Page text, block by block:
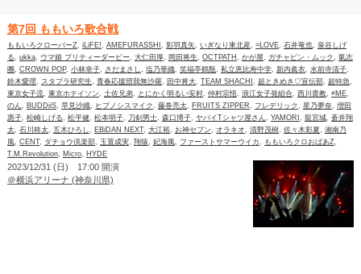
第7回 ももいろ歌合戦
ももいろクローバーZ, iLiFE!, AMEFURASSHI , 彩羽真矢, いぎなり東北産, =LOVE, 石井竜也, 泉谷しげ
る, ukka, ウマ娘 プリティーダービー, 大仁田厚, 岡田将生, OCTPATH , かが屋, ガチャピン・ムック, 氣志
團, CROWN POP, 小林幸子, さだまさし, 塩乃華織, 笑福亭鶴瓶, 私立恵比寿中学, 新内眞衣, 水前寺清子,
鈴木愛理, スタプラ研究生, 青春応援団我無沙羅, 田中将大, TEAM SHACHI , 超ときめき♡宣伝部, 超特急,
東京女子流, 東京ホテイソン, 土佐兄弟, とにかく明るい安村, 仲村宗悟, 浪江女子発組合, 西川貴教, ≠ME,
のん, BUDDiiS, 早見沙織, ヒプノシスマイク, 藤巻亮太, FRUITS ZIPPER, フレデリック, 星乃夢奈, 増田
惠子, 松崎しげる, 松平健, 松本明子, 刀剣男士, 森口博子, ヤバイTシャツ屋さん, YAMORI , 龍宮城, 蒼井翔
太, 石川柊太, 五木ひろし, EBiDAN NEXT, 大江裕, お神セブン, オラキオ, 清野茂樹, 佐々木彩夏, 湘南乃
風, CENT, ダチョウ倶楽部, 玉置成実, 翔猿, 妃海風, ファーストサマーウイカ, ももいろクロおばあZ,
T.M.Revolution, Micro, HYDE
2023/12/31 (日) 17:00 開演
＠横浜アリーナ (神奈川県)